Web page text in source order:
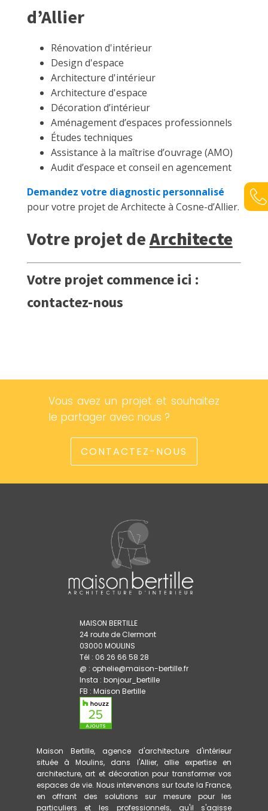
d’Allier
Rénovation d'intérieur
Design d'espace
Architecture d'intérieur
Architecture d'espace
Décoration d’intérieur
Aménagement d’espaces professionnels
Études techniques
Assistance à la maîtrise d’ouvrage (AMO)
Audit d’espace et conseil en agencement
Demandez votre diagnostic personnalisé
pour votre projet de Architecte à Cosne-d’Allier.
Votre projet deArchitecte
Votre projet commence ici :
contactez-nous
Vous avez un projet et souhaitez
le partager avec nous ?
CONTACTEZ-NOUS
MAISON BERTILLE
24 route de Clermont
03000 MOULINS
Tél : 06 26 66 58 28
@ : ophelie@maison-bertille.fr
Insta : bonjour_bertille
FB : Maison Bertille
Maison Bertille, agence d'architecture d'intérieur
située à Moulins, dans l'Allier, allie expertise en
architecture, art et décoration pour transformer vos
espaces de vie. Nous intervenons sur toute la France,
en offrant des solutions sur mesure pour les
particuliers et les professionnels, qu'il s'agisse